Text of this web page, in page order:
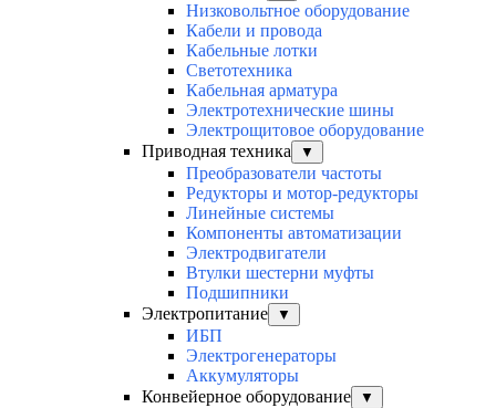
Низковольтное оборудование
Кабели и провода
Кабельные лотки
Светотехника
Кабельная арматура
Электротехнические шины
Электрощитовое оборудование
Приводная техника
▼
Преобразователи частоты
Редукторы и мотор-редукторы
Линейные системы
Компоненты автоматизации
Электродвигатели
Втулки шестерни муфты
Подшипники
Электропитание
▼
ИБП
Электрогенераторы
Аккумуляторы
Конвейерное оборудование
▼